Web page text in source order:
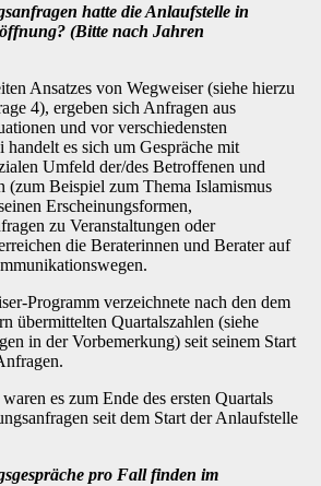
hatte die Anlaufstelle in
(Bitte nach Jahren
Ansatzes von Wegweiser (siehe hierzu
4), ergeben sich Anfragen aus
und vor verschiedensten
es sich um Gespräche mit
Umfeld der/des Betroffenen und
(zum Beispiel zum Thema Islamismus
Erscheinungsformen,
zu Veranstaltungen oder
die Beraterinnen und Berater auf
Programm verzeichnete nach den dem
übermittelten Quartalszahlen (siehe
in der Vorbemerkung) seit seinem Start
es zum Ende des ersten Quartals
seit dem Start der Anlaufstelle
pro Fall finden im